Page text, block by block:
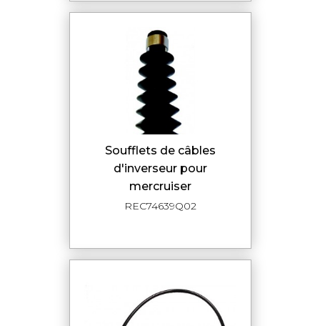
soufflets de câbles
d'inverseur pour
mercruiser
REC74639Q02